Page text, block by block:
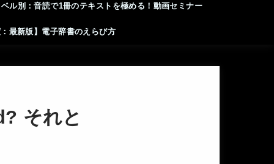
ベル別：音読で1冊のテキストを極める！動画セミナー
：最新版】電子辞書のえらび方
それと